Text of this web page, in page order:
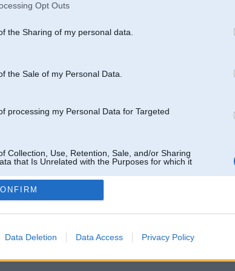
Opt Outs
the Sharing of my personal data.
the Sale of my Personal Data.
processing my Personal Data for Targeted
Collection, Use, Retention, Sale, and/or Sharing
that Is Unrelated with the Purposes for which it
Data Deletion Data Access Privacy Policy
ar